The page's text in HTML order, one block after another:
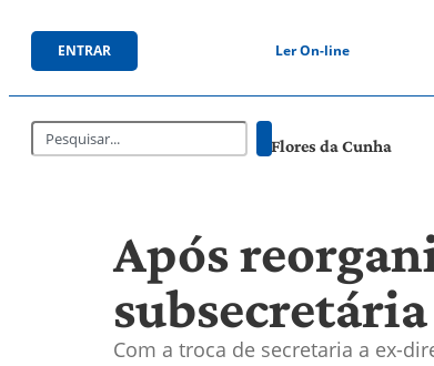
ENTRAR Ler On-line
Flores da Cunha
Após
Com a troca de secretaria a ex-